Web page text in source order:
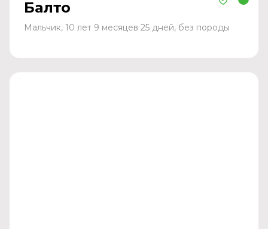
Балто
Мальчик, 10 лет 9 месяцев 25 дней, без породы